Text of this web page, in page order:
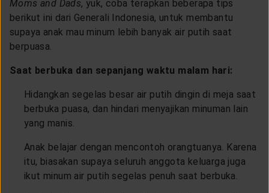
Moms and Dads, yuk, coba terapkan beberapa tips
berikut ini dari Generali Indonesia, untuk membantu
supaya anak mau minum lebih banyak air putih saat
berpuasa.
Saat berbuka dan sepanjang waktu malam hari:
Hidangkan segelas besar air putih dingin di meja saat
berbuka puasa, dan hindari menyajikan minuman lain
yang manis.
Anak belajar dengan mencontoh orangtuanya. Karena
itu, biasakan supaya seluruh anggota keluarga juga
ikut minum air putih segelas penuh saat berbuka.